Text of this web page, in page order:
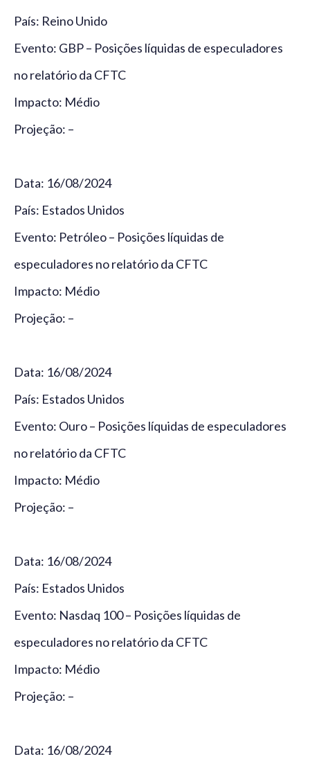
País: Reino Unido
Evento: GBP – Posições líquidas de especuladores
no relatório da CFTC
Impacto: Médio
Projeção: –
Data: 16/08/2024
País: Estados Unidos
Evento: Petróleo – Posições líquidas de
especuladores no relatório da CFTC
Impacto: Médio
Projeção: –
Data: 16/08/2024
País: Estados Unidos
Evento: Ouro – Posições líquidas de especuladores
no relatório da CFTC
Impacto: Médio
Projeção: –
Data: 16/08/2024
País: Estados Unidos
Evento: Nasdaq 100 – Posições líquidas de
especuladores no relatório da CFTC
Impacto: Médio
Projeção: –
Data: 16/08/2024